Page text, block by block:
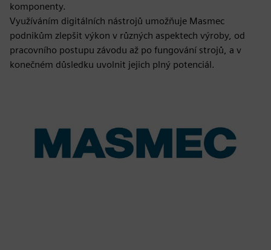
komponenty.
Využíváním digitálních nástrojů umožňuje Masmec
podnikům zlepšit výkon v různých aspektech výroby, od
pracovního postupu závodu až po fungování strojů, a v
konečném důsledku uvolnit jejich plný potenciál.